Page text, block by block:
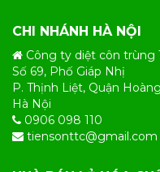
CHI NHÁNH HÀ NỘI
Công ty diệt côn trùng
Số 69, Phố Giáp Nhị
P. Thịnh Liệt, Quận
Hà Nội
0906 098 110
tiensonttc@gmail.com